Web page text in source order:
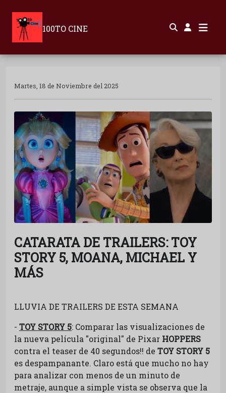
100TO CINE
Martes, 18 de Noviembre del 2025
CATARATA DE TRAILERS: TOY
STORY 5, MOANA, MICHAEL Y
MÁS
LLUVIA DE TRAILERS DE ESTA SEMANA
- TOY STORY 5: Comparar las visualizaciones de
la nueva película "original" de Pixar HOPPERS
contra el teaser de 40 segundos!! de TOY STORY 5
es despampanante. Claro está que mucho no hay
para analizar con menos de un minuto de
metraje, aunque a simple vista se observa que la